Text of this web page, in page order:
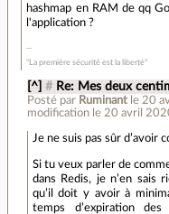
hashmap en RAM de qq
l'application ?
"La première sécurité est la liberté"
[^] # Re: Mes deux
Posté par Ruminant le 20
modification le 20 avril
Je ne suis pas sûr d’avoir
Si tu veux parler de
dans Redis, je n’en sais
qu’il doit y avoir à
temps d’expiration